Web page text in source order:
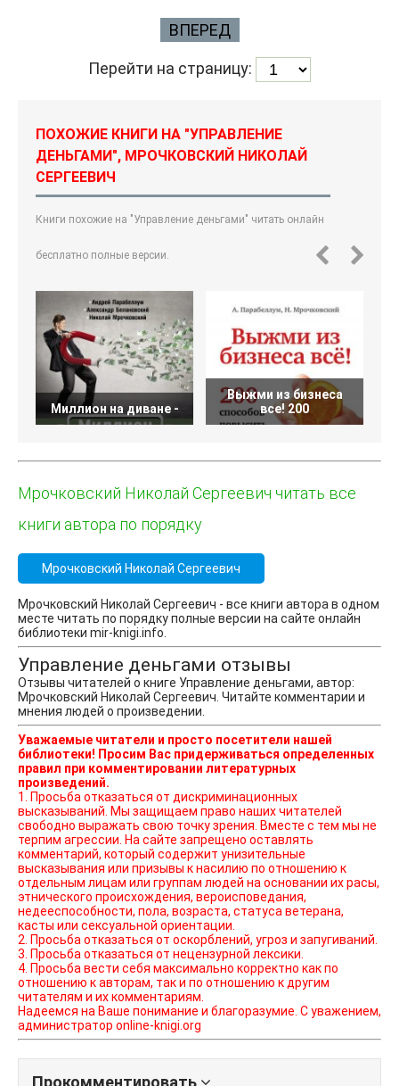
ВПЕРЕД
Перейти на страницу:
ПОХОЖИЕ КНИГИ НА "УПРАВЛЕНИЕ
ДЕНЬГАМИ", МРОЧКОВСКИЙ НИКОЛАЙ
СЕРГЕЕВИЧ
Книги похожие на "Управление деньгами" читать онлайн
бесплатно полные версии.
Миллион на диване -
Выжми из бизнеса
все! 200
Мрочковский Николай Сергеевич читать все
книги автора по порядку
Мрочковский Николай Сергеевич
Мрочковский Николай Сергеевич - все книги автора в одном
месте читать по порядку полные версии на сайте онлайн
библиотеки mir-knigi.info.
Управление деньгами отзывы
Отзывы читателей о книге Управление деньгами, автор:
Мрочковский Николай Сергеевич. Читайте комментарии и
мнения людей о произведении.
Уважаемые читатели и просто посетители нашей
библиотеки! Просим Вас придерживаться определенных
правил при комментировании литературных
произведений.
1. Просьба отказаться от дискриминационных
высказываний. Мы защищаем право наших читателей
свободно выражать свою точку зрения. Вместе с тем мы не
терпим агрессии. На сайте запрещено оставлять
комментарий, который содержит унизительные
высказывания или призывы к насилию по отношению к
отдельным лицам или группам людей на основании их расы,
этнического происхождения, вероисповедания,
недееспособности, пола, возраста, статуса ветерана,
касты или сексуальной ориентации.
2. Просьба отказаться от оскорблений, угроз и запугиваний.
3. Просьба отказаться от нецензурной лексики.
4. Просьба вести себя максимально корректно как по
отношению к авторам, так и по отношению к другим
читателям и их комментариям.
Надеемся на Ваше понимание и благоразумие. С уважением,
администратор online-knigi.org